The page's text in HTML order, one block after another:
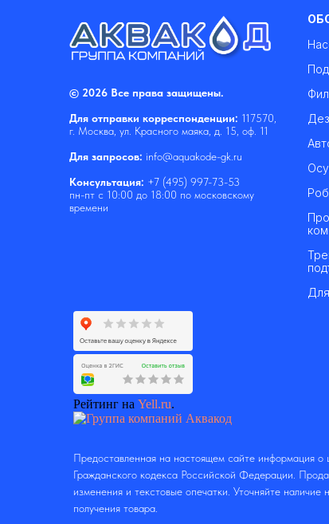
© 2026 Все права защищены.
Для отправки корреспонденции: 117570,
г. Москва, ул. Красного маяка, д. 15, оф. 11
Для запросов: info@aquakode-gk.ru
Консультация: +7 (495) 997-73-53
пн-пт с 10:00 до 18:00 по московскому
времени
Рейтинг на Yell.ru.
Предоставленная на настоящем сайте информация о
Гражданского кодекса Российской Федерации.
изменения и текстовые опечатки. Уточняйте
получения товара.